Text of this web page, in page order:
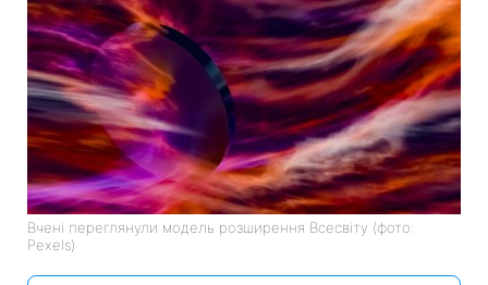
Вчені переглянули модель розширення Всесвіту (фото:
Pexels)